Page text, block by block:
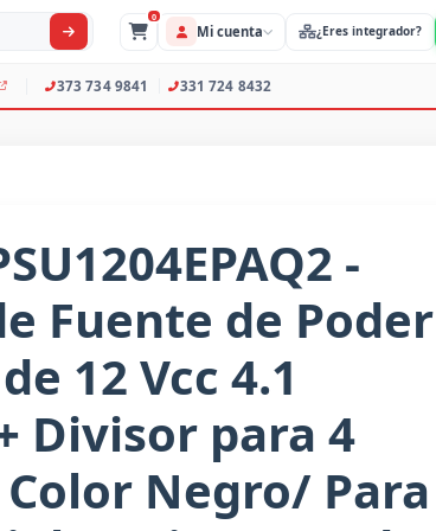
0
Servicios Profesionales 373 734 9841
-
Fuente de Poder
12 Vcc 4.1
Divisor para 4
Negro/ Para